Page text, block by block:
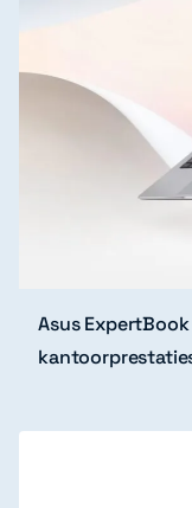
Asus